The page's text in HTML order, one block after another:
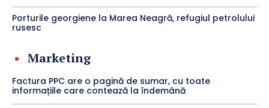
Porturile georgiene la Marea Neagră, refugiul petrolului
rusesc
Marketing
Factura PPC are o pagină de sumar, cu toate
informațiile care contează la îndemână